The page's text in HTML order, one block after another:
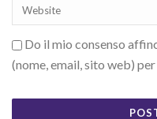
Do il mio consenso
(nome, email, sito web)